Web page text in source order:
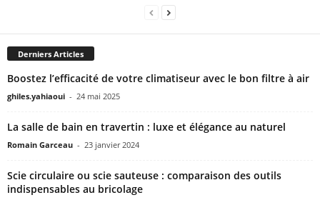
Derniers Articles
Boostez l’efficacité de votre climatiseur avec le bon filtre à air
ghiles.yahiaoui - 24 mai 2025
La salle de bain en travertin : luxe et élégance au naturel
Romain Garceau - 23 janvier 2024
Scie circulaire ou scie sauteuse : comparaison des outils
indispensables au bricolage